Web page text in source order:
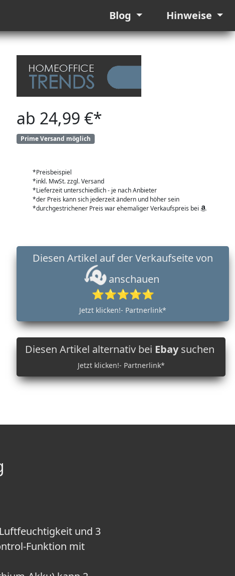
Blog Hinweise
ab 24,99 €*
Prime Versand möglich
*Preisbeispiel
*inkl. MwSt. zzgl. Versand
*Lieferzeit unterschiedlich - je nach Anbieter
*der Preis kann sich jederzeit ändern und höher sein
*durchgestrichener Preis war ehemaliger Verkaufspreis bei
anschauen
⭐⭐⭐⭐⭐
Jetzt klicken!- Partnerlink*
Diesen Artikel alternativ bei Ebaysuchen
Jetzt klicken!- Partnerlink*
und 3
Funktion mit